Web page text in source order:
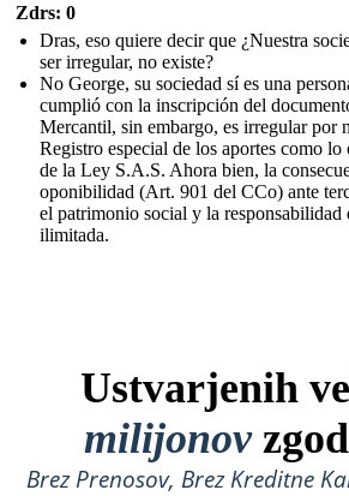
Zdrs: 0
Dras, eso quiere decir que ¿Nuestra
ser irregular, no existe?
No George, su sociedad sí es una
cumplió con la inscripción del
Mercantil, sin embargo, es irregular por
Registro especial de los aportes como
de la Ley S.A.S. Ahora bien, la
oponibilidad (Art. 901 del CCo) ante
el patrimonio social y la responsabilidad
ilimitada.
Ustvarjenih
milijonov
Brez Prenosov, Brez Kreditne